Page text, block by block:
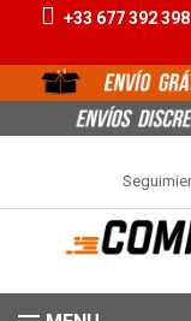
+33 677 392